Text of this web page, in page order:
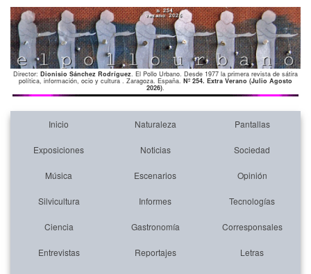
Director: Dionisio Sánchez Rodríguez. El Pollo Urbano. Desde 1977 la primera revista de sátira
política, información, ocio y cultura . Zaragoza. España. Nº 254. Extra Verano (Julio Agosto
2026).
Inicio Naturaleza Pantallas
Exposiciones Noticias Sociedad
Música Escenarios Opinión
Silvicultura Informes Tecnologías
Ciencia Gastronomía Corresponsales
Entrevistas Reportajes Letras